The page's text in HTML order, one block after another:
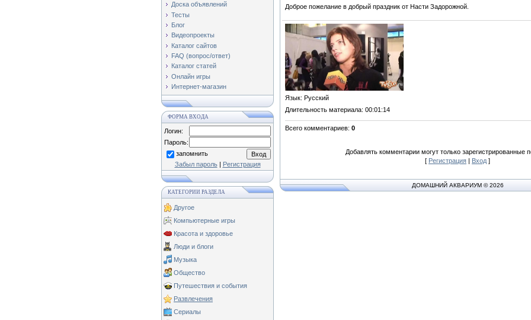
Доска объявлений
Тесты
Блог
Видеопроекты
Каталог сайтов
FAQ (вопрос/ответ)
Каталог статей
Онлайн игры
Интернет-магазин
ФОРМА ВХОДА
Логин:
Пароль:
запомнить
Забыл пароль| Регистрация
КАТЕГОРИИ РАЗДЕЛА
Другое
Компьютерные игры
Красота и здоровье
Люди и блоги
Музыка
Общество
Путешествия и события
Развлечения
Сериалы
Доброе пожелание в добрый праздник от Насти Задорожной.
Язык: Русский
Длительность материала: 00:01:14
Всего комментариев: 0
Добавлять комментарии могут только зарегистрированные
[ Регистрация | Вход ]
ДОМАШНИЙ АКВАРИУМ © 2026